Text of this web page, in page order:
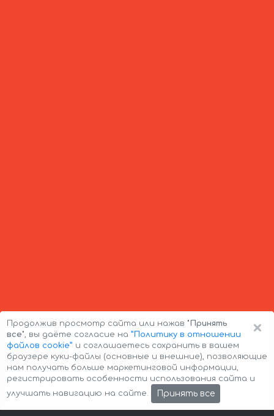
Авторские права © 2026 Авто-Аренда Cookie Policy
×
Продолжив просмотр сайта или нажав "Принять
все", вы даёте согласие на ”Политику в отношении
файлов cookie” и соглашаетесь сохранить в вашем
браузере куки-файлы (основные и внешние), позволяющие
нам получать больше маркетинговой информации,
регистрировать особенности использования сайта и
улучшать навигацию на сайте.
Принять все